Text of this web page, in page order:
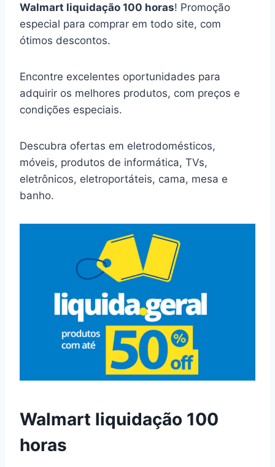
Walmart liquidação 100 horas! Promoção
especial para comprar em todo site, com
ótimos descontos.
Encontre excelentes oportunidades para
adquirir os melhores produtos, com preços e
condições especiais.
Descubra ofertas em eletrodomésticos,
móveis, produtos de informática, TVs,
eletrônicos, eletroportáteis, cama, mesa e
banho.
Walmart liquidação 100
horas